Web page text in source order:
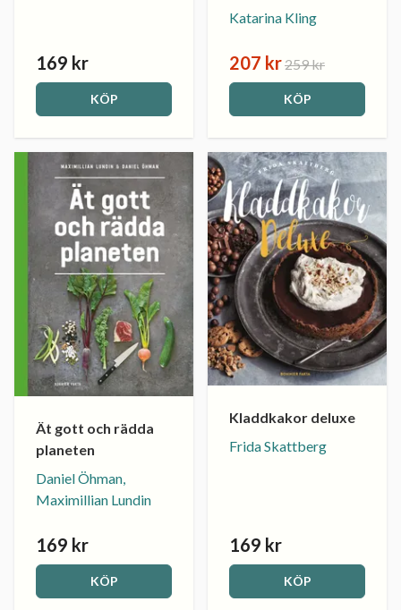
169 kr
KÖP
Katarina Kling
207 kr259 kr
KÖP
Ät gott och rädda
planeten
Daniel Öhman,
Maximillian Lundin
169 kr
KÖP
Kladdkakor deluxe
Frida Skattberg
169 kr
KÖP